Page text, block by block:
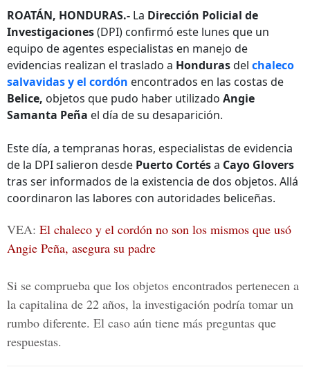
ROATÁN, HONDURAS.- La Dirección Policial de
Investigaciones(DPI) confirmó este lunes que un
equipo de agentes especialistas en manejo de
evidencias realizan el traslado a Hondurasdel chaleco
salvavidas y el cordón encontrados en las costas de
Belice, objetos que pudo haber utilizado Angie
Samanta Peña el día de su desaparición.
Este día, a tempranas horas, especialistas de evidencia
de la DPI salieron desde Puerto Cortésa Cayo Glovers
tras ser informados de la existencia de dos objetos. Allá
coordinaron las labores con autoridades beliceñas.
VEA: El chaleco y el cordón no son los mismos que usó
Angie Peña, asegura su padre
Si se comprueba que los objetos encontrados pertenecen a
la capitalina de 22 años, la investigación podría tomar un
rumbo diferente. El caso aún tiene más preguntas que
respuestas.